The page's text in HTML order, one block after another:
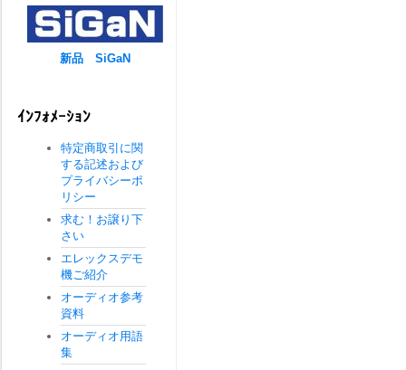
新品 SiGaN
ｲﾝﾌｫﾒｰｼｮﾝ
特定商取引に関
する記述および
プライバシーポ
リシー
求む！お譲り下
さい
エレックスデモ
機ご紹介
オーディオ参考
資料
オーディオ用語
集